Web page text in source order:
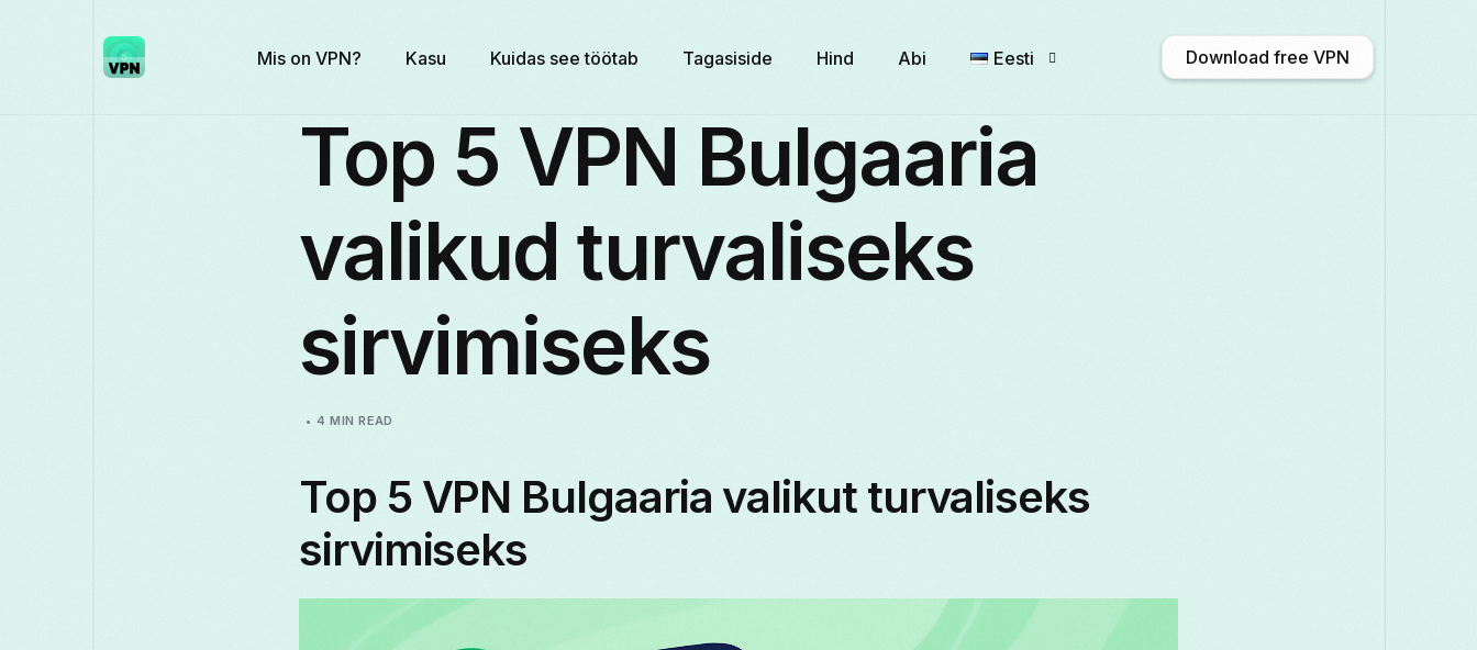
Mis on VPN? Kasu Kuidas see töötab Tagasiside Hind Abi Eesti
Македонски
Download free VPN
Top 5 VPN Bulgaaria
valikud turvaliseks
sirvimiseks
4 MIN READ
Top 5 VPN Bulgaaria valikut turvaliseks
sirvimiseks